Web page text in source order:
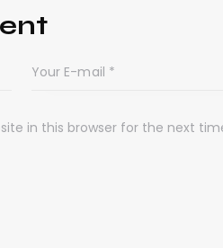
in this browser for the next